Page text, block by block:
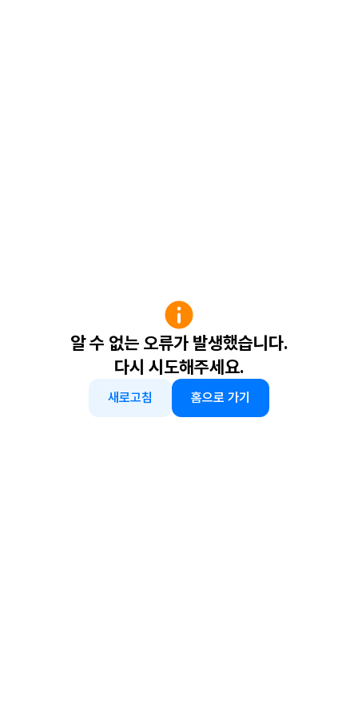
알 수 없는 오류가 발생했습니다.
다시 시도해주세요.
새로고침 홈으로 가기